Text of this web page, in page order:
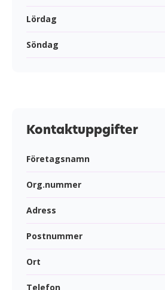
Lördag
Söndag
Kontaktuppgifter
Företagsnamn
Org.nummer
Adress
Postnummer
Ort
Telefon